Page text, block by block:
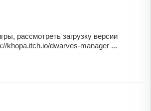
рассмотреть загрузку версии
khopa.itch.io/dwarves-manager ...